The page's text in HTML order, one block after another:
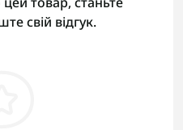
свій відгук.